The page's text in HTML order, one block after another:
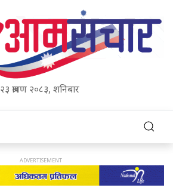
२३ श्रावण २०८३, शनिबार